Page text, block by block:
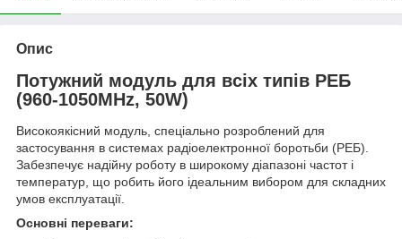
Опис
Потужний модуль для всіх типів РЕБ
(960-1050MHz, 50W)
Високоякісний модуль, спеціально розроблений для
застосування в системах радіоелектронної боротьби (РЕБ).
Забезпечує надійну роботу в широкому діапазоні частот і
температур, що робить його ідеальним вибором для складних
умов експлуатації.
Основні переваги: